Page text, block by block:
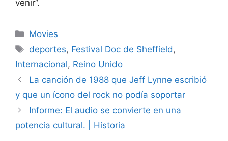
venir”.
Categories
Movies
Tags
deportes, Festival Doc de Sheffield ,
Internacional, Reino Unido
La canción de 1988 que Jeff Lynne escribió
y que un ícono del rock no podía soportar
Informe: El audio se convierte en una
potencia cultural. | Historia